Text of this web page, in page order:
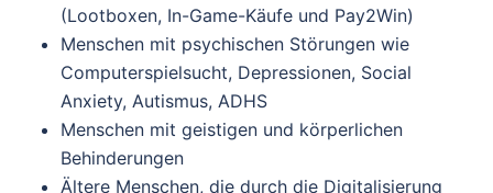
(Lootboxen, In-Game-Käufe und Pay2Win)
Menschen mit psychischen Störungen wie
Computerspielsucht, Depressionen, Social
Anxiety, Autismus, ADHS
Menschen mit geistigen und körperlichen
Behinderungen
Ältere Menschen, die durch die Digitalisierung